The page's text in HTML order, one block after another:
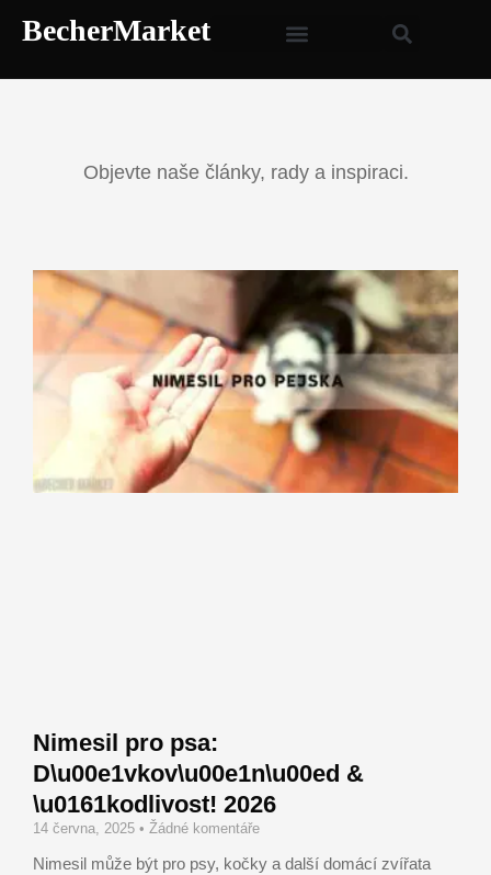
BecherMarket
Objevte naše články, rady a inspiraci.
Nimesil pro psa:
D\u00e1vkov\u00e1n\u00ed &
\u0161kodlivost! 2026
14 června, 2025 Žádné komentáře
Nimesil může být pro psy, kočky a další domácí zvířata